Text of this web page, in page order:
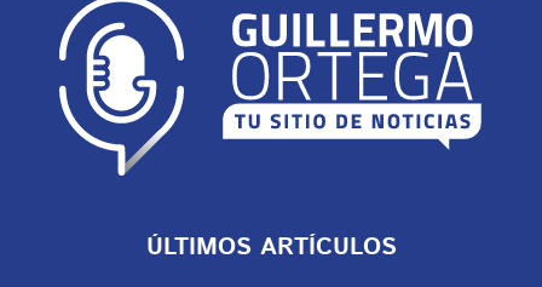
ÚLTIMOS ARTÍCULOS